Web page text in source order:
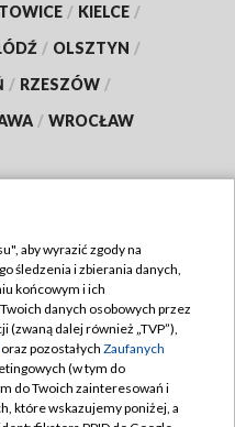
/ KIELCE /
/ OLSZTYN /
/ RZESZÓW /
/ WROCŁAW
TVP
aby wyrazić zgody na
śledzenia i zbierania danych,
końcowym i ich
danych osobowych przez
(zwaną dalej również „TVP”),
oraz pozostałych Zaufanych
(w tym do
do Twoich zainteresowań i
które wskazujemy poniżej, a